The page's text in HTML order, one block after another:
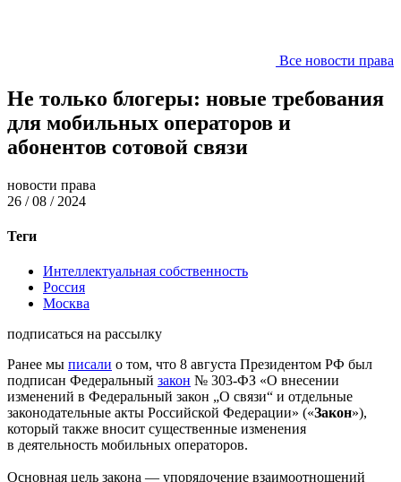
Все новости права
Не только блогеры: новые требования
для мобильных операторов и
абонентов сотовой связи
новости права
26 / 08 / 2024
Теги
Интеллектуальная собственность
Россия
Москва
подписаться на рассылку
Ранее мы писали о том, что 8 августа Президентом РФ был
подписан Федеральный закон № 303-ФЗ «О внесении
изменений в Федеральный закон „О связи“ и отдельные
законодательные акты Российской Федерации» («Закон»),
который также вносит существенные изменения
в деятельность мобильных операторов.
Основная цель закона — упорядочение взаимоотношений